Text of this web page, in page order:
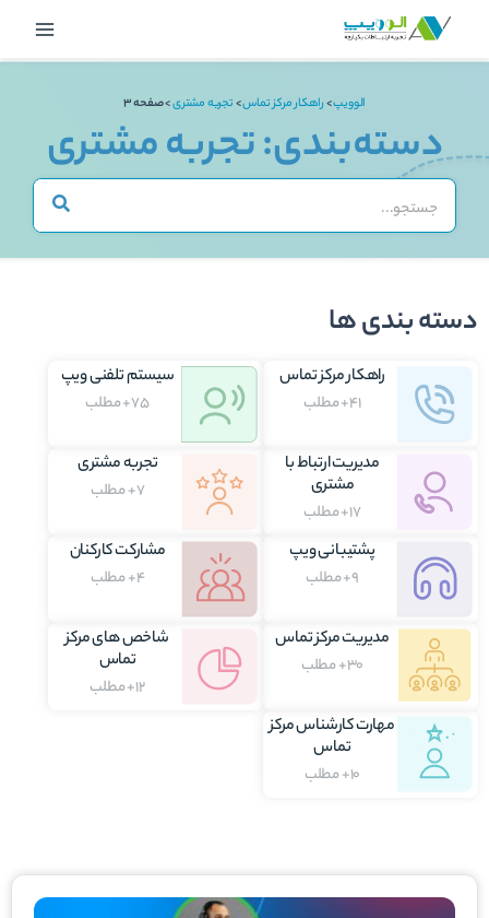
محتوا
Main
Menu
الوویپ>راهکار مرکز تماس>تجربه مشتری>صفحه 3
دسته‌بندی: تجربه مشتری
دسته بندی ها
راهکار مرکز تماس
41+ مطلب
سیستم تلفنی ویپ
75+ مطلب
مدیریت ارتباط با
مشتری
17+ مطلب
تجربه مشتری
7+ مطلب
پشتیبانی ویپ
9+ مطلب
مشارکت کارکنان
4+ مطلب
مدیریت مرکز تماس
30+ مطلب
شاخص های مرکز
تماس
12+ مطلب
مهارت کارشناس مرکز
تماس
10+ مطلب